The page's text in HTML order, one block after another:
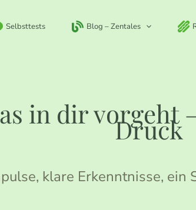
Selbsttests Blog – Zentales
in dir Druck
klare Erkenntnisse, ein